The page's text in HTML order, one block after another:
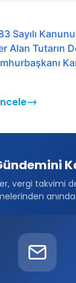
Sayılı
Alan Tutarın
vergi takvimi